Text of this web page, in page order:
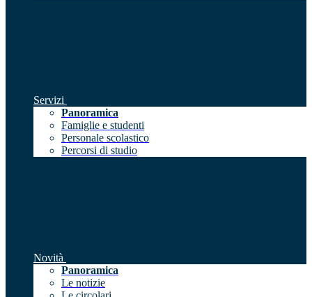
Servizi
Panoramica
Famiglie e studenti
Personale scolastico
Percorsi di studio
Novità
Panoramica
Le notizie